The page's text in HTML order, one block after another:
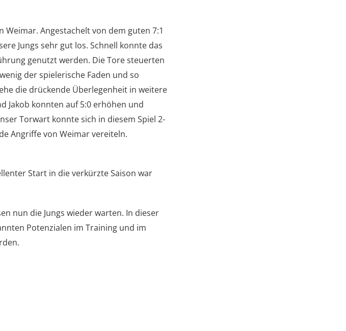
Weimar. Angestachelt von dem guten 7:1
Jungs sehr gut los. Schnell konnte das
genutzt werden. Die Tore steuerten
der spielerische Faden und so
die drückende Überlegenheit in weitere
Jakob konnten auf 5:0 erhöhen und
Torwart konnte sich in diesem Spiel 2-
Angriffe von Weimar vereiteln.
Start in die verkürzte Saison war
nun die Jungs wieder warten. In dieser
Potenzialen im Training und im